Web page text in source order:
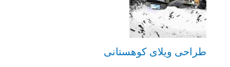
طراحی ویلای کوهستانی